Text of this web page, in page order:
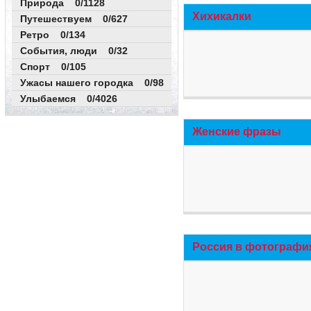
Природа 0/1128
Путешествуем 0/627
Ретро 0/134
События, люди 0/32
Спорт 0/105
Ужасы нашего городка 0/98
Улыбаемся 0/4026
Хихикалки
Женские фразы
Россия в